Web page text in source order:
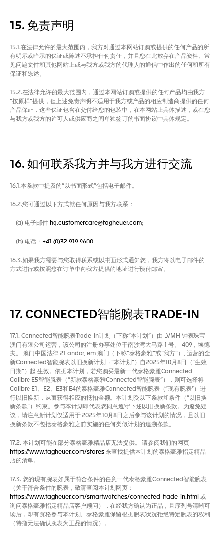
15. 免责声明
15.1.在法律允许的最大范围内，我方对通过本网站订购或提供的任何产品的所
有明示或暗示的保证或陈述不承担任何责任，并且您在此放弃在产品资料、常
见问题文件和其他网站上或与我方或我方的代理人的通信中作出的任何和所有
保证和陈述。
15.2.在法律允许的最大范围内，通过本网站订购或提供的任何产品均由我方
“按原样”提供，但上述免责声明不适用于我方或产品的相应制造商提供的任何
产品保证，这些保证包含在交付给您的包装中，在本网站上具体描述，或在您
与我方或我方的许可人或供应商之间单独签订的书面协议中具体规定。
16. 如何联系我方并与我方进行交流
16.1.本条款中提及的“以书面形式”包括电子邮件。
16.2.您可通过以下方式就任何原因与我方联系：
(a) 电子邮件 hq.customercare@tagheuer.com;
(b) 电话： +41 (0)32 919 9600.
16.3.如果我方需要与您取得联系或以书面形式通知您，我方将以电子邮件的
方式进行或按照您在订单中向我方提供的地址进行预付邮寄。
17. CONNECTED智能腕表TRADE-IN
17.1. Connected智能腕表Trade-In计划（下称“本计划”）由 LVMH 钟表珠宝
澳门有限公司运营，该公司的注册办事处位于南沙湾大马路 1 号。 409，埃德
夫。 澳门中国法律 21 andar, em 澳门（下称“泰格豪雅”或“我方”）, 运营的全
新Connected智能腕表以旧换新计划（“本计划”）自2025年10月8日（“生效
日期”）起 生效。依据本计划，若您购买最新一代泰格豪雅Connected
Calibre E5智能腕表（“新款泰格豪雅Connected智能腕表”），则可选择将
Calibre E1、E2、E3和E4的泰格豪雅Connected智能腕表（“现有腕表”）进
行以旧换新，从而获得相应的抵扣金额。本计划受以下条款和条件（“以旧换
新条款”）约束。参与本计划即代表您同意遵守下述以旧换新条款。为避免疑
议，请注意新计划仅适用于 2025年10月8日之后参与该计划的情况，且以旧
换新条款不包括泰格豪雅之前实施的任何类似计划的追溯条款。
17.2. 本计划可能在部分泰格豪雅精品店无法提供。 请参阅我们的网页
https://www.tagheuer.com/stores 来查找提供本计划的泰格豪雅指定精品
店的清单。
17.3. 您的现有腕表如属于符合条件的任意一代泰格豪雅Connected智能腕表
（关于符合条件的腕表，敬请查阅本计划网页：
https://www.tagheuer.com/smartwatches/connected-trade-in.html 或
询问泰格豪雅指定精品店客户顾问），在经我方确认为正品，且序列号清晰可
读后，即有资格参与本计划。泰格豪雅保留根据腕表状况拒绝特定腕表的权利
（特指无法确认腕表为正品的情况）。